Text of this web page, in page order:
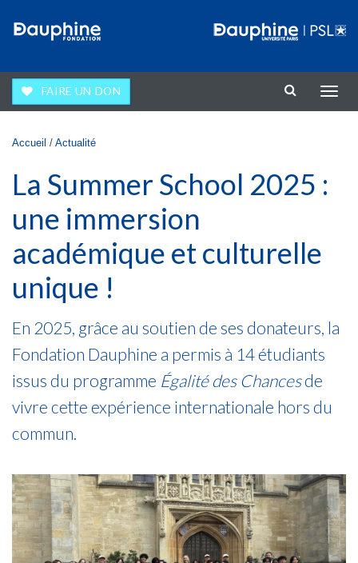
FAIRE UN DON
la
Vous êtes ici
Accueil / Actualité
La Summer School 2025 :
une immersion
académique et culturelle
unique !
En 2025, grâce au soutien de ses donateurs, la
Fondation Dauphine a permis à 14 étudiants
issus du programme Égalité des Chancesde
vivre cette expérience internationale hors du
commun.